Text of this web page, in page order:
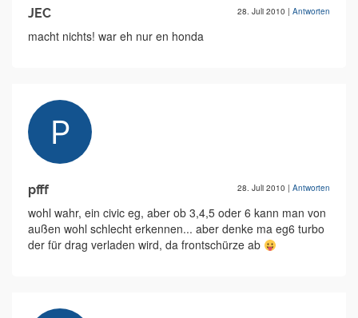
JEC 28. Juli 2010 | Antworten
macht nichts! war eh nur en honda
pfff 28. Juli 2010 | Antworten
wohl wahr, ein civic eg, aber ob 3,4,5 oder 6 kann man von
außen wohl schlecht erkennen... aber denke ma eg6 turbo
der für drag verladen wird, da frontschürze ab